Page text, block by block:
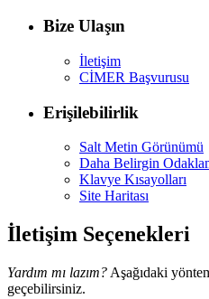
Bize Ulaşın
İletişim
CİMER Başvurusu
Erişilebilirlik
Salt Metin Görünümü
Daha Belirgin
Klavye Kısayolları
Site Haritası
İletişim Seçenekleri
Yardım mı lazım? Aşağıdaki
geçebilirsiniz.